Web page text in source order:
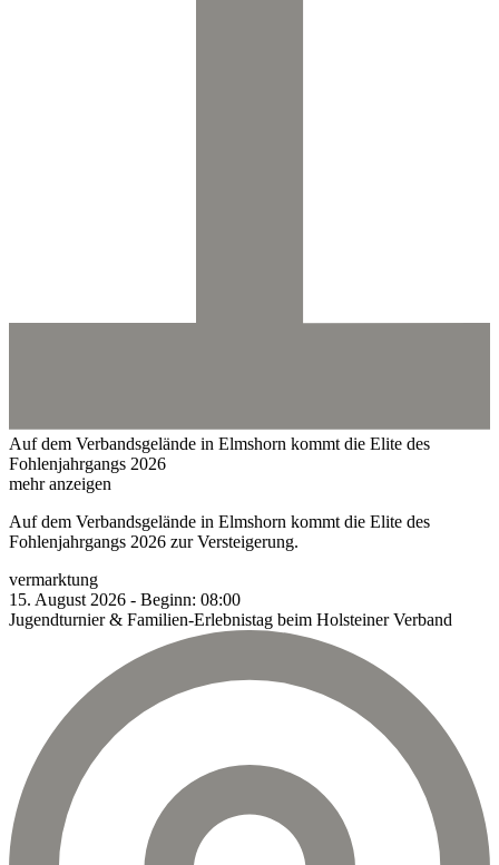
Auf dem Verbandsgelände in Elmshorn kommt die Elite des
Fohlenjahrgangs 2026
mehr anzeigen
Auf dem Verbandsgelände in Elmshorn kommt die Elite des
Fohlenjahrgangs 2026 zur Versteigerung.
vermarktung
15. August 2026 - Beginn: 08:00
Jugendturnier & Familien-Erlebnistag beim Holsteiner Verband